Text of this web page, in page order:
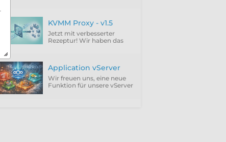
der DNS‑01 Challenge
voraus.
KVMM Proxy - v1.5
Jetzt mit verbesserter
Rezeptur! Wir haben das
Application vServer
Wir freuen uns, eine neue
Funktion für unsere vServer